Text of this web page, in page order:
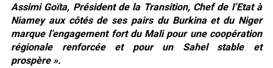
Assimi Goïta, Président de la Transition, Chef de l’Etat à
Niamey aux côtés de ses pairs du Burkina et du Niger
marque l’engagement fort du Mali pour une coopération
régionale renforcée et pour un Sahel stable et
prospère ».